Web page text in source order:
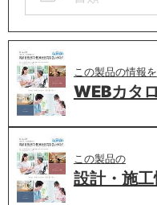
この製品の情報を
WEBカタ
この製品の
設計・施